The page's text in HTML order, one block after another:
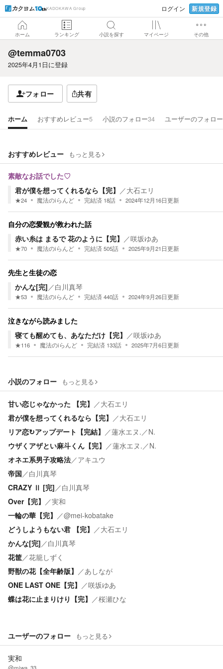
KADOKAWA Group ログイン 新規登録
ホーム ランキング 小説を探す マイページ その他
@temma0703
2025年4月1日に登録
フォロー 共有
ホーム おすすめレビュー5 小説のフォロー34 ユーザーのフォロー
おすすめレビュー もっと見る
素敵なお話でした♡
君が僕を想ってくれるなら【完】 ／大石エリ
★24 魔法のiらんど 完結済 18話 2024年12月16日更新
自分の恋愛観が救われた話
赤い糸は まるで 花のように【完】 ／咲坂ゆあ
★70 魔法のiらんど 完結済505話 2025年9月21日更新
先生と生徒の恋
かんな[完]／白川真琴
★53 魔法のiらんど 完結済440話 2024年9月26日更新
泣きながら読みました
寝ても醒めても、あなただけ【完】 ／咲坂ゆあ
★116 魔法のiらんど 完結済 133話 2025年7月6日更新
小説のフォロー もっと見る
甘い恋じゃなかった 【完】 ／大石エリ
君が僕を想ってくれるなら【完】 ／大石エリ
リア恋↻アップデート【完結】 ／蓮水エヌ.／N.
ウザくアザとい麻斗くん【完】 ／蓮水エヌ.／N.
オネエ系男子攻略法／アキユウ
帝国／白川真琴
CRAZY Ⅱ [完]／白川真琴
Over【完】 ／実和
一輪の華【完】 ／@mei-kobatake
どうしようもない君 【完】 ／大石エリ
かんな[完]／白川真琴
花筐／花籠しずく
野獣の花【全年齢版】 ／あしなが
ONE LAST ONE【完】 ／咲坂ゆあ
蝶は花に止まりけり【完】 ／桜瀬ひな
ユーザーのフォロー もっと見る
実和